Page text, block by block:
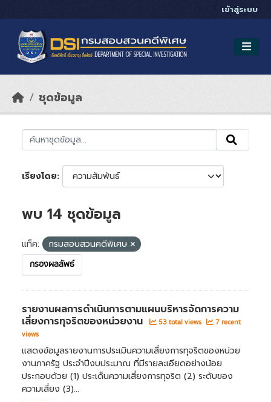
เข้าสู่ระบบ
ชุดข้อมูล
เรียงโดย
พบ 14 ชุดข้อมูล
แท็ค: กรมสอบสวนคดีพิเศษ
กรองผลลัพธ์
รายงานผลการดำเนินการตามแผนบริหารจัดการความ
เสี่ยงการทุจริตของหน่วยงาน
53 total views
7 recent
views
แสดงข้อมูลรายงานการประเมินความเสี่ยงการทุจริตของหน่วย
งานภาครัฐ ประจำปีงบประมาณ ที่มีรายละเอียดอย่างน้อย
ประกอบด้วย (1) ประเด็นความเสี่ยงการทุจริต (2) ระดับของ
ความเสี่ยง (3)...